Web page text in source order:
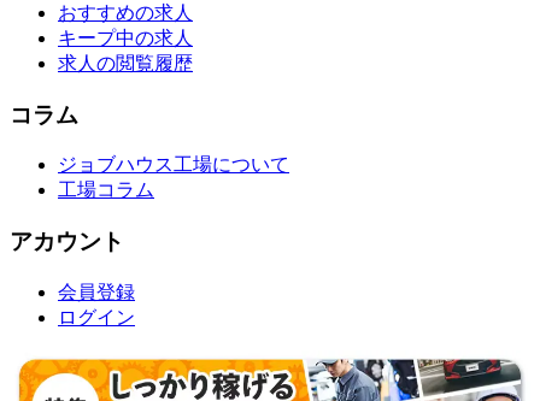
おすすめの求人
キープ中の求人
求人の閲覧履歴
コラム
ジョブハウス工場について
工場コラム
アカウント
会員登録
ログイン